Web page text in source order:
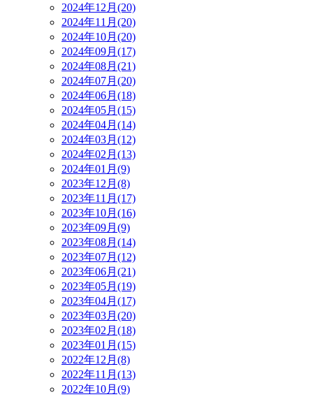
2024年12月(20)
2024年11月(20)
2024年10月(20)
2024年09月(17)
2024年08月(21)
2024年07月(20)
2024年06月(18)
2024年05月(15)
2024年04月(14)
2024年03月(12)
2024年02月(13)
2024年01月(9)
2023年12月(8)
2023年11月(17)
2023年10月(16)
2023年09月(9)
2023年08月(14)
2023年07月(12)
2023年06月(21)
2023年05月(19)
2023年04月(17)
2023年03月(20)
2023年02月(18)
2023年01月(15)
2022年12月(8)
2022年11月(13)
2022年10月(9)